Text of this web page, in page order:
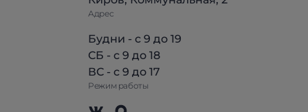
Адрес
Будни - с 9 до 19
СБ - с 9 до 18
ВС - с 9 до 17
Режим работы